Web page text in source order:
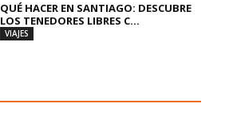
QUÉ HACER EN SANTIAGO: DESCUBRE
LOS TENEDORES LIBRES C...
VIAJES